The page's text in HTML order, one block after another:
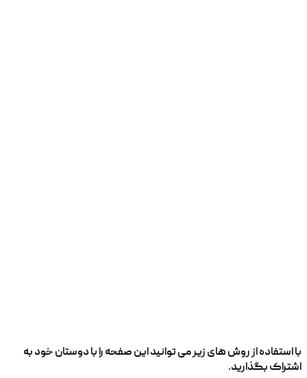
با استفاده از روش های زیر می توانید این صفحه را با دوستان خود به
اشتراک بگذارید.